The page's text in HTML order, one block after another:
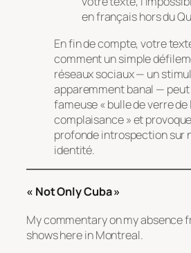
en français hors du
En fin de compte, votre
comment un simple
réseaux sociaux — un
apparemment banal —
fameuse « bulle de verre de
complaisance » et
profonde introspection sur
identité.
« Not Only Cuba »
My commentary on my absence
shows here in Montreal.